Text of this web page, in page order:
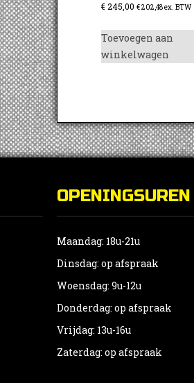
€245,00 €202,48ex. BTW
Toevoegen aan
winkelwagen
OPENINGSUREN
Maandag: 18u-21u
Dinsdag: op afspraak
Woensdag: 9u-12u
Donderdag: op afspraak
Vrijdag: 13u-16u
Zaterdag: op afspraak